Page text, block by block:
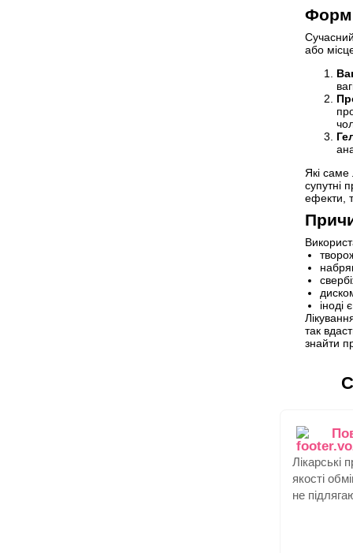
або
Які саме
супутні
ефекти,
іноді
так
знайти
Лікарські
якості
не